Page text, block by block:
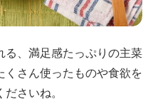
る、満足感たっぷりの主菜
くさん使ったものや食欲を
さいね。